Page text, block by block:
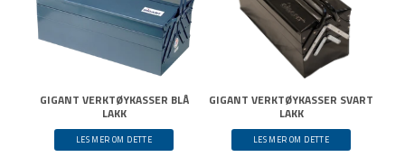
GIGANT VERKTØYKASSER BLÅ
LAKK
LES MER OM DETTE
GIGANT VERKTØYKASSER SVART
LAKK
LES MER OM DETTE